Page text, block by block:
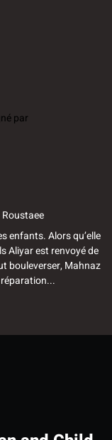
par
Roustaee
enfants. Alors qu’elle
Aliyar est renvoyé de
bouleverser, Mahnaz